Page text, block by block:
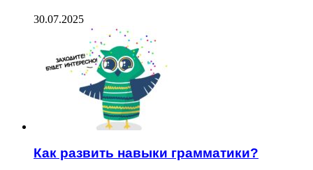
30.07.2025
Как развить навыки грамматики?